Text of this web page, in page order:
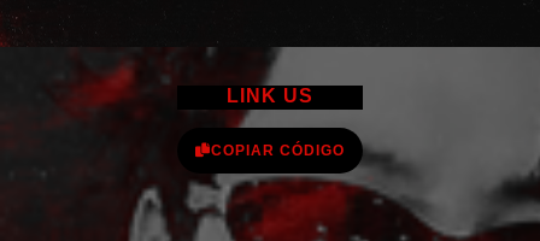
LINK US
COPIAR CÓDIGO